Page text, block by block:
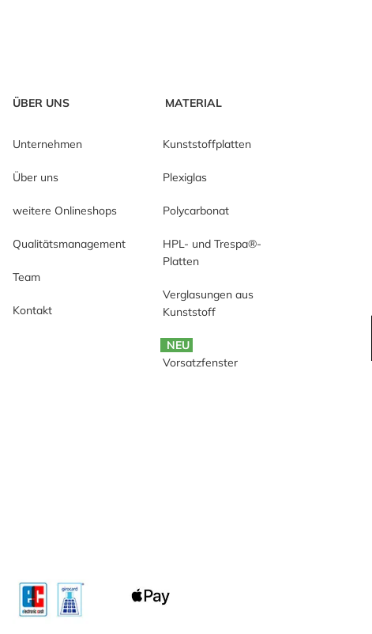
ÜBER UNS
Unternehmen
Über uns
weitere Onlineshops
Qualitätsmanagement
Team
Kontakt
MATERIAL
Kunststoffplatten
Plexiglas
Polycarbonat
HPL- und Trespa®-
Platten
Verglasungen aus
Kunststoff
NEU
Vorsatzfenster